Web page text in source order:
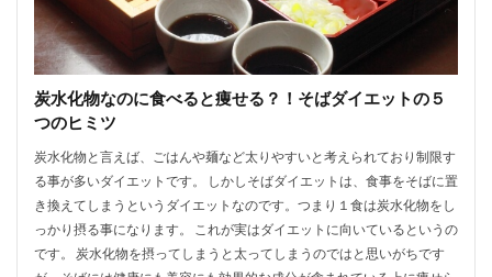
炭水化物なのに食べると痩せる？！そばダイエットの５
つのヒミツ
炭水化物と言えば、ごはんや麺など太りやすいと考えられており制限す
る事が多いダイエットです。 しかしそばダイエットは、食事をそばに置
き換えてしまうというダイエットなのです。つまり１食は炭水化物をし
っかり摂る事になります。 これが実はダイエットに向いているというの
です。 炭水化物を摂ってしまうと太ってしまうのではと思いがちです